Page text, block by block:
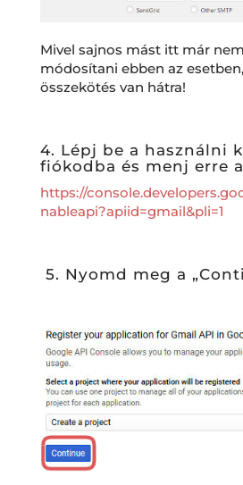
Mivel sajnos mást itt már
módosítani ebben az
összekötés van hátra!
4. Lépj be a használni
fiókodba és menj erre
https://
nableapi?apiid=gmail&pli=1
5. Nyomd meg a